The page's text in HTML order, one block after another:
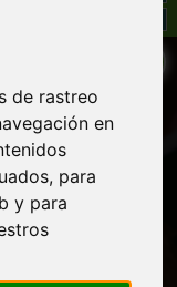
de rastreo
en
para
y para
Tuejar